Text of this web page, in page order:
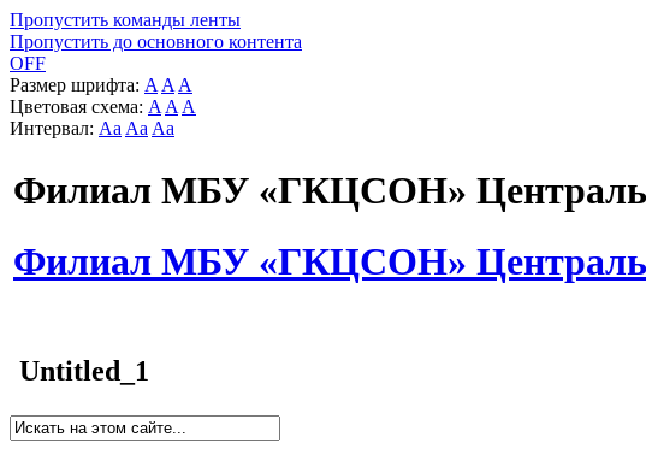
Пропустить команды ленты
Пропустить до основного контента
OFF
Размер шрифта: A A A
Цветовая схема: A A A
Интервал: Aa Aa Aa
Филиал МБУ «ГКЦСОН»
Филиал МБУ «ГКЦСОН»
Untitled_1